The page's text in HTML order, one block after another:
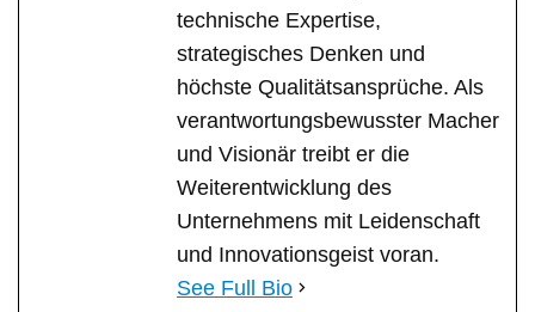
technische Expertise,
strategisches Denken und
höchste Qualitätsansprüche. Als
verantwortungsbewusster Macher
und Visionär treibt er die
Weiterentwicklung des
Unternehmens mit Leidenschaft
und Innovationsgeist voran.
See Full Bio